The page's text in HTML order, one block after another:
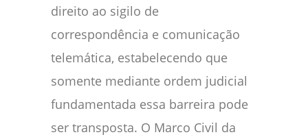
direito ao sigilo de
correspondência e comunicação
telemática, estabelecendo que
somente mediante ordem judicial
fundamentada essa barreira pode
ser transposta. O Marco Civil da